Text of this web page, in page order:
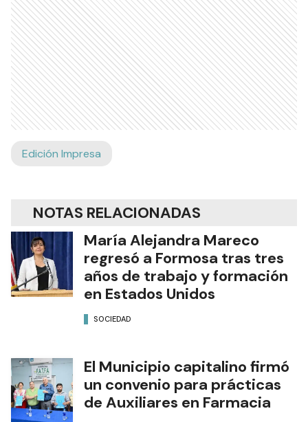
Edición Impresa
NOTAS RELACIONADAS
María Alejandra Mareco
regresó a Formosa tras tres
años de trabajo y formación
en Estados Unidos
SOCIEDAD
El Municipio capitalino firmó
un convenio para prácticas
de Auxiliares en Farmacia